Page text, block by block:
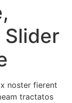
Slider
noster fierent
tractatos